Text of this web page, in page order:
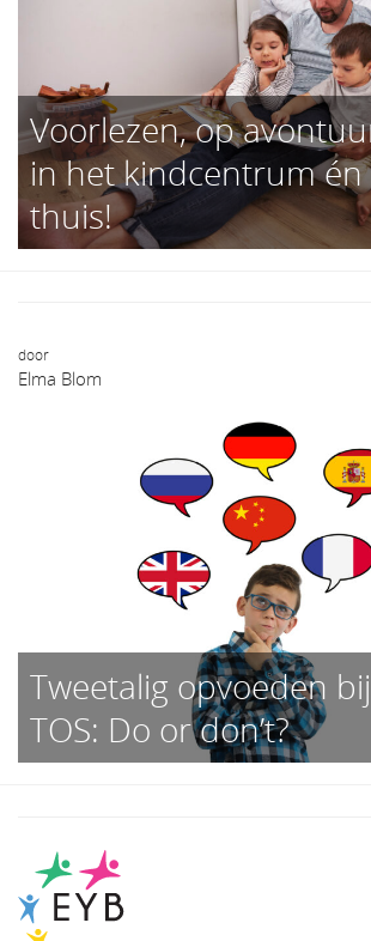
Voorlezen, op
in het kindcentrum én
thuis!
door
Elma Blom
Tweetalig opvoeden bij
TOS: Do or don’t?